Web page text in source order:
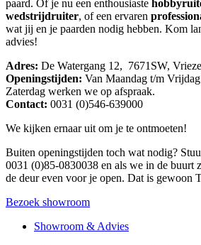
paard. Of je nu een enthousiaste
wedstrijdruiter, of een ervaren
wat jij en je paarden nodig hebben. Kom
advies!
Adres: De Watergang 12, 7671SW,
Openingstijden: Van Maandag t/m
Zaterdag werken we op afspraak.
Contact: 0031 (0)546-639000
We kijken ernaar uit om je te ontmoeten!
Buiten openingstijden toch wat nodig?
0031 (0)85-0830038 en als we in de buurt
de deur even voor je open. Dat is gewoon
Bezoek showroom
Showroom & Advies